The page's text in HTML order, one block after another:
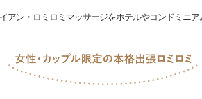
アン・ロミロミマッサージをホテルやコンドミニ